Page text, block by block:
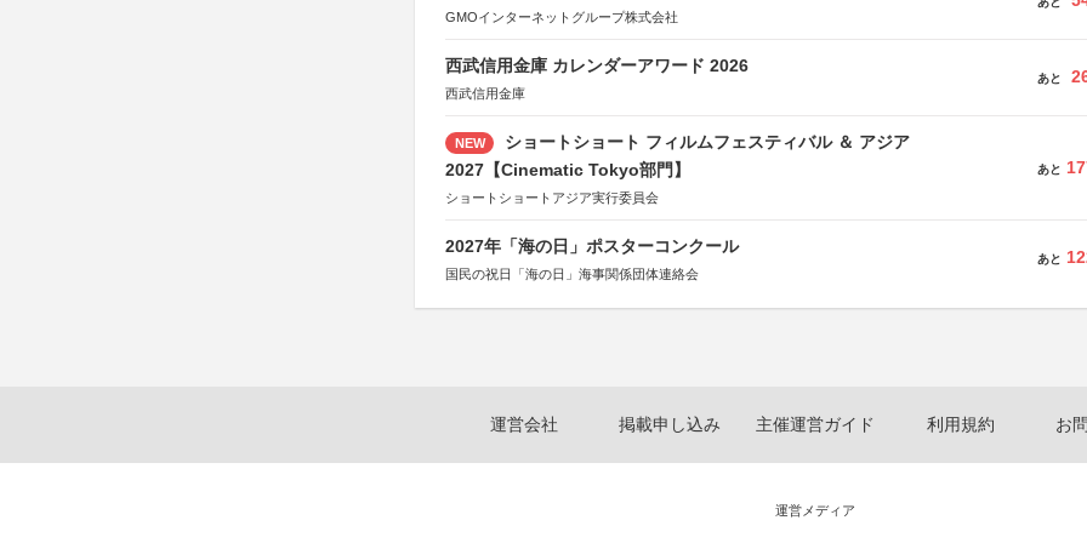
GMOインターネットグループ株式会社
西武信用金庫 カレンダーアワード 2026
西武信用金庫
あと
NEW
ショートショート フィルムフェスティバル ＆ アジア
2027【Cinematic Tokyo部門】
ショートショートアジア実行委員会
あと
2027年「海の日」ポスターコンクール
国民の祝日「海の日」海事関係団体連絡会
あと
運営会社 掲載申し込み 主催運営ガイド 利用規約 お
運営メディア